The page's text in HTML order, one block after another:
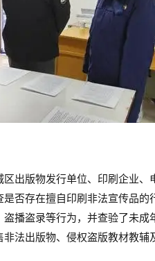
出版物发行单位、印刷企业
否存在擅自印刷非法宣传品的
播盗录等行为，并查验了未
法出版物、侵权盗版教材教